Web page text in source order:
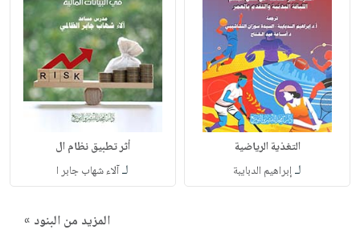
التغذية الرياضية
لـإبراهيم الدبايبة
أثر تطبيق نظام ال
لـآلاء شهاب جابر ا
المزيد من البنود »